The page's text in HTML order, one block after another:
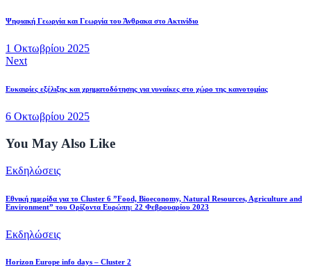
Ψηφιακή Γεωργία και Γεωργία του Άνθρακα στο Ακτινίδιο
1 Οκτωβρίου 2025
Next
Ευκαιρίες εξέλιξης και χρηματοδότησης για γυναίκες στο χώρο της καινοτομίας
6 Οκτωβρίου 2025
You May Also Like
Εκδηλώσεις
Εθνική ημερίδα για το Cluster 6 ”Food, Bioeconomy, Natural Resources, Agriculture and
Environment” του Ορίζοντα Ευρώπη: 22 Φεβρουαρίου 2023
Εκδηλώσεις
Horizon Europe info days – Cluster 2